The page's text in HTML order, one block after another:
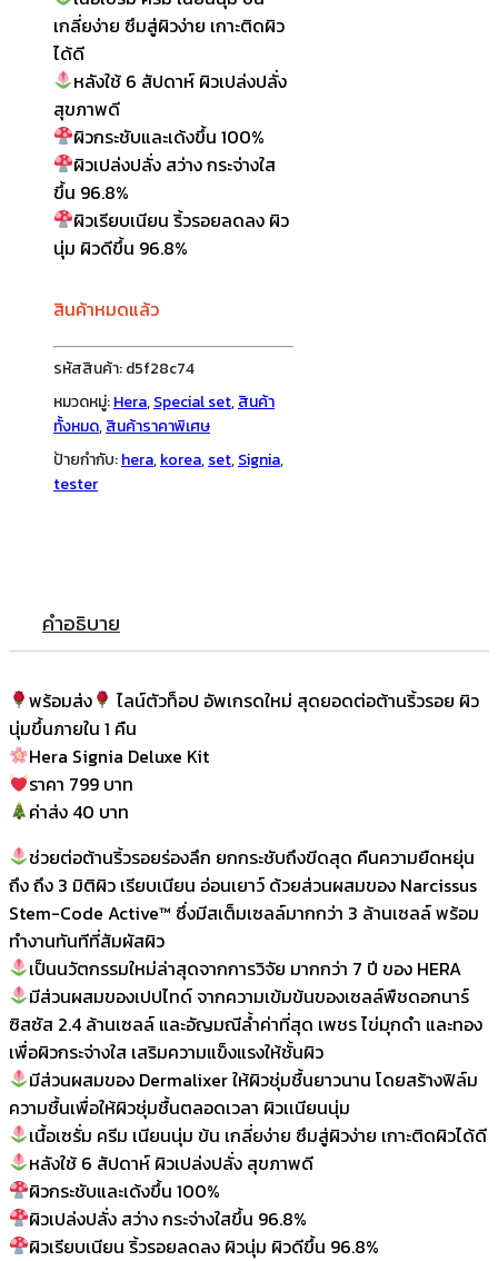
เกลี่ยง่าย ซึมสู่ผิวง่าย เกาะติดผิว
ได้ดี
หลังใช้ 6 สัปดาห์ ผิวเปล่งปลั่ง
สุขภาพดี
ผิวกระชับและเด้งขึ้น 100%
ผิวเปล่งปลั่ง สว่าง กระจ่างใส
ขึ้น 96.8%
ผิวเรียบเนียน ริ้วรอยลดลง ผิว
นุ่ม ผิวดีขึ้น 96.8%
สินค้าหมดแล้ว
รหัสสินค้า:d5f28c74
หมวดหมู่:Hera,Special set,สินค้า
ทั้งหมด,สินค้าราคาพิเศษ
ป้ายกำกับ:hera,korea,set,Signia,
tester
คำอธิบาย
พร้อมส่ง
ไลน์ตัวท็อป อัพเกรดใหม่ สุดยอดต่อต้านริ้วรอย ผิว
นุ่มขึ้นภายใน 1 คืน
Hera Signia Deluxe Kit
ราคา 799 บาท
ค่าส่ง 40 บาท
ช่วยต่อต้านริ้วรอยร่องลึก ยกกระชับถึงขีดสุด คืนความยืดหยุ่น
ถึง ถึง 3 มิติผิว เรียบเนียน อ่อนเยาว์ ด้วยส่วนผสมของ Narcissus
Stem-Code Active™ ซึ่งมีสเต็มเซลล์มากกว่า 3 ล้านเซลล์ พร้อม
ทำงานทันทีที่สัมผัสผิว
เป็นนวัตกรรมใหม่ล่าสุดจากการวิจัย มากกว่า 7 ปี ของ HERA
มีส่วนผสมของเปปไทด์ จากความเข้มข้นของเซลล์พืชดอกนาร์
ซิสซัส 2.4 ล้านเซลล์ และอัญมณีล้ำค่าที่สุด เพชร ไข่มุกดำ และทอง
เพื่อผิวกระจ่างใส เสริมความแข็งแรงให้ชั้นผิว
มีส่วนผสมของ Dermalixer ให้ผิวชุ่มชื้นยาวนาน โดยสร้างฟิล์ม
ความชื้นเพื่อให้ผิวชุ่มชื้นตลอดเวลา ผิวเเนียนนุ่ม
เนื้อเซรั่ม ครีม เนียนนุ่ม ข้น เกลี่ยง่าย ซึมสู่ผิวง่าย เกาะติดผิวได้ดี
หลังใช้ 6 สัปดาห์ ผิวเปล่งปลั่ง สุขภาพดี
ผิวกระชับและเด้งขึ้น 100%
ผิวเปล่งปลั่ง สว่าง กระจ่างใสขึ้น 96.8%
ผิวเรียบเนียน ริ้วรอยลดลง ผิวนุ่ม ผิวดีขึ้น 96.8%